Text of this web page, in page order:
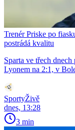
Trenér Priske po
postrádá kvalitu
Sparta ve třech
Lyonem na 2:1, v
SportyŽivě
dnes, 13:28
3 min